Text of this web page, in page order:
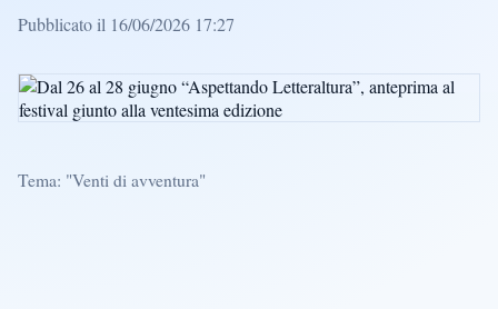
Pubblicato il 16/06/2026 17:27
Tema: "Venti di avventura"